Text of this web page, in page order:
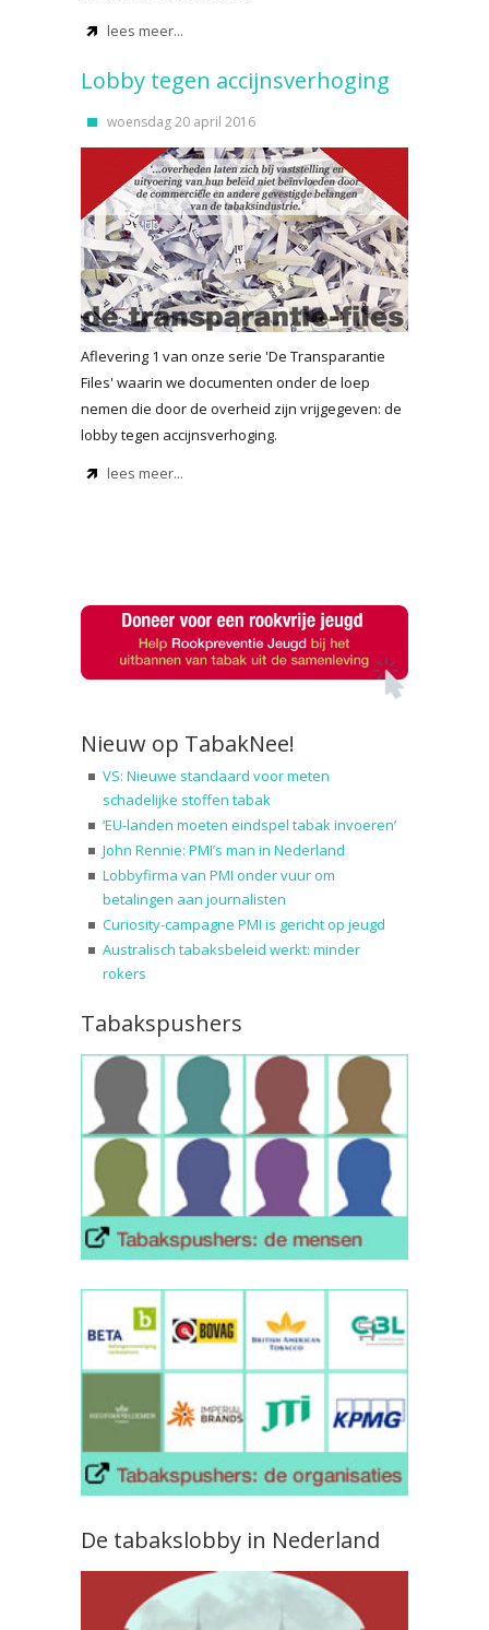
lees meer...
Lobby tegen accijnsverhoging
woensdag 20 april 2016
Aflevering 1 van onze serie 'De Transparantie
Files' waarin we documenten onder de loep
nemen die door de overheid zijn vrijgegeven: de
lobby tegen accijnsverhoging.
lees meer...
Nieuw op TabakNee!
VS: Nieuwe standaard voor meten
schadelijke stoffen tabak
‘EU-landen moeten eindspel tabak invoeren’
John Rennie: PMI’s man in Nederland
Lobbyfirma van PMI onder vuur om
betalingen aan journalisten
Curiosity-campagne PMI is gericht op jeugd
Australisch tabaksbeleid werkt: minder
rokers
Tabakspushers
De tabakslobby in Nederland